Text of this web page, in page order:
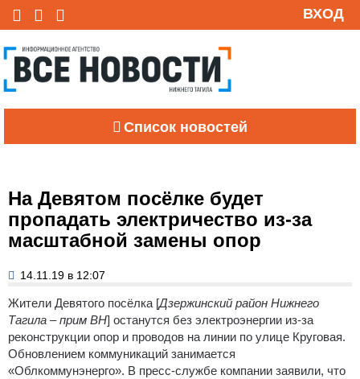
ВХОД
Список новостей
На Девятом посёлке будет
пропадать электричество из-за
масштабной замены опор
14.11.19 в 12:07
Жители Девятого посёлка [Дзержинский район Нижнего
Тагила – прим ВН] останутся без электроэнергии из-за
реконструкции опор и проводов на линии по улице Круговая.
Обновлением коммуникаций занимается
«Облкоммунэнерго». В пресс-службе компании заявили, что